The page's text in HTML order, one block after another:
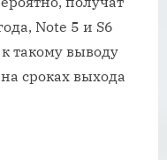
Note 5 и S6
такому выводу
сроках выхода